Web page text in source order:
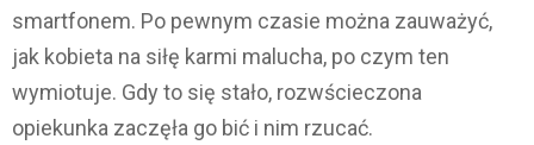
smartfonem. Po pewnym czasie można zauważyć,
jak kobieta na siłę karmi malucha, po czym ten
wymiotuje. Gdy to się stało, rozwścieczona
opiekunka zaczęła go bić i nim rzucać.